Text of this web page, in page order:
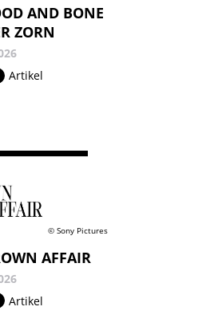
AND BONE
ZORN
Artikel
© Sony Pictures
AFFAIR
Artikel